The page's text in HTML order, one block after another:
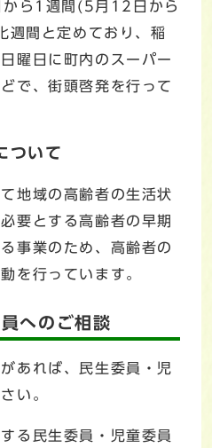
ら1週間(5月12日から
間と定めており、稲
曜日に町内のスーパー
で、街頭啓発を行って
ついて
地域の高齢者の生活状
要とする高齢者の早期
事業のため、高齢者の
を行っています。
へのご相談
あれば、民生委員・児
い。
る民生委員・児童委員